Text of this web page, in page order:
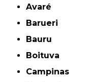
Avaré
Barueri
Bauru
Boituva
Campinas